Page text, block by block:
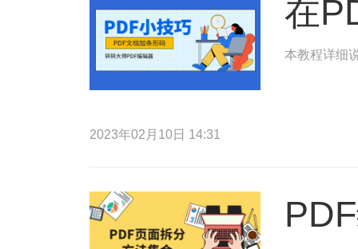
在
本教程详细
2023年02月10日 14:31